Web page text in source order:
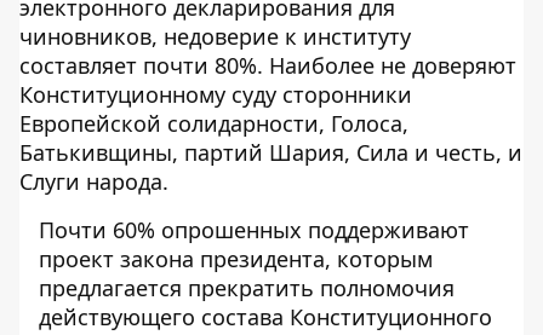
электронного декларирования для
чиновников, недоверие к институту
составляет почти 80%. Наиболее не доверяют
Конституционному суду сторонники
Европейской солидарности, Голоса,
Батькивщины, партий Шария, Сила и честь, и
Слуги народа.
Почти 60% опрошенных поддерживают
проект закона президента, которым
предлагается прекратить полномочия
действующего состава Конституционного